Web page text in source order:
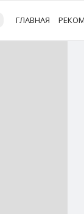
ГЛАВНАЯ